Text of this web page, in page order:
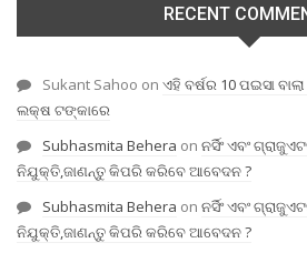
RECENT
Sukant Sahoo on ଏହି ବର୍ଷର 10 ପଇସା
ଲକ୍ଷ ଟଙ୍କାରେ
Subhasmita Behera on ନର୍ସିଂ ଏବଂ
ନିଯୁକ୍ତି,ଜାଣନ୍ତୁ କିପରି କରିବେ ଆବେଦନ ?
Subhasmita Behera on ନର୍ସିଂ ଏବଂ
ନିଯୁକ୍ତି,ଜାଣନ୍ତୁ କିପରି କରିବେ ଆବେଦନ ?